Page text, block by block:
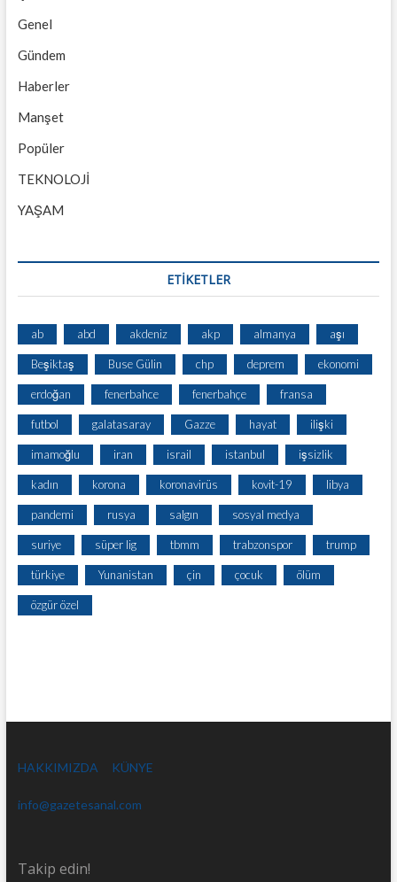
Genel
Gündem
Haberler
Manşet
Popüler
TEKNOLOJİ
YAŞAM
ETİKETLER
ab abd akdeniz akp almanya aşı
Beşiktaş Buse Gülin chp deprem ekonomi
erdoğan fenerbahce fenerbahçe fransa
futbol galatasaray Gazze hayat ilişki
imamoğlu iran israil istanbul işsizlik
kadın korona koronavirüs kovit-19 libya
pandemi rusya salgın sosyal medya
suriye süper lig tbmm trabzonspor trump
türkiye Yunanistan çin çocuk ölüm
özgür özel
HAKKIMIZDA KÜNYE
info@gazetesanal.com
Takip edin!